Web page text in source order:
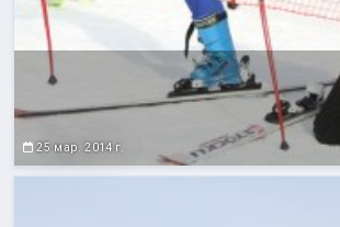
25 мар. 2014 г.